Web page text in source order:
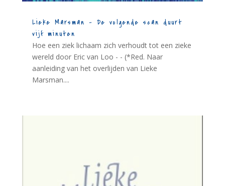
Lieke Marsman – De volgende scan duurt
vijf minuten
Hoe een ziek lichaam zich verhoudt tot een zieke
wereld door Eric van Loo - - (*Red. Naar
aanleiding van het overlijden van Lieke
Marsman....